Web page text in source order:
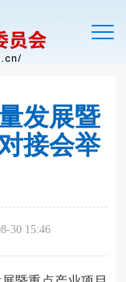
切
换
发展暨
接会举
30 15:46